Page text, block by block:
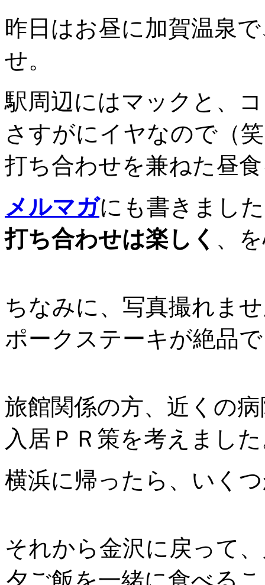
昨日はお昼に加賀温泉
せ。
駅周辺にはマックと、
さすがにイヤなので（
打ち合わせを兼ねた昼
メルマガにも書きまし
打ち合わせは楽しく 、
ちなみに、写真撮れま
ポークステーキが絶品
旅館関係の方、近くの
入居ＰＲ策を考えまし
横浜に帰ったら、いく
それから金沢に戻って